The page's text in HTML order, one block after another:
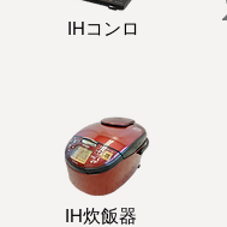
​IHコンロ
IH炊飯器